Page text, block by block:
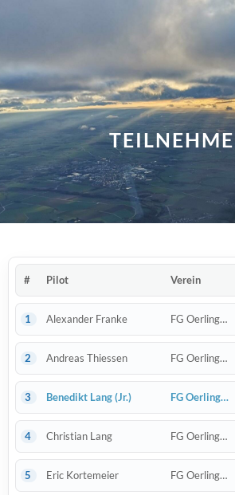
# Pilot Verein
1 Alexander Franke FG Oerlinghausen
2 Andreas Thiessen FG Oerlinghausen
3 Benedikt Lang(Jr.) FG Oerlinghausen
4 Christian Lang FG Oerlinghausen
5 Eric Kortemeier FG Oerlinghausen